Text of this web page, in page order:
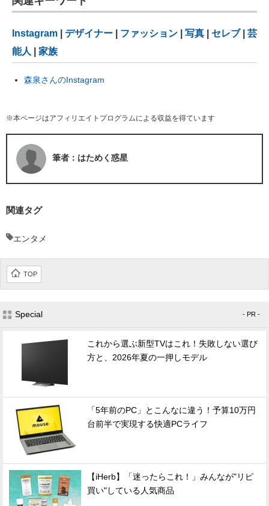
Instagram デザイナー ファッション 写真 セレブ| 芸
能人
家族
森泉さんのInstagram
※本ページはアフィリエイトプログラムによる収益を得ています
筆者：はためく惑星
関連タグ
エンタメ
TOP
Special - PR -
これから選ぶ新型TVはこれ！失敗しない選び
方と、2026年夏の一押しモデル
「5年前のPC」とこんなに違う！予算10万円
台前半で実現する快適PCライフ
【iHerb】「迷ったらこれ！」みんなが"リピ
買い"している人気商品